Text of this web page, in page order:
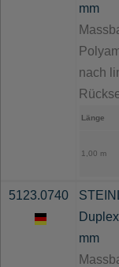
mm
nach
Länge
1,00 m
5123.0740
mm